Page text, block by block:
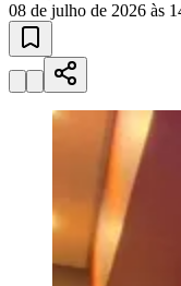
Obras
Bairros de Americana
CentroJardim Girassol
NamoradosJardim São
Mathiensen
Quilombo
Para Sua Empresa
Anuncie no Portal
Guia de Empresas
Divulgar Vagas
Publicidade Legal
08 de julho de 2026 às